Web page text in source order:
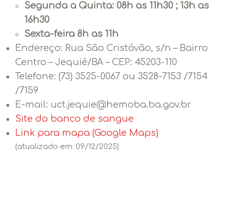
Segunda a Quinta: 08h as 11h30 ; 13h as
16h30
Sexta-feira 8h as 11h
Endereço: Rua São Cristóvão, s/n – Bairro
Centro – Jequié/BA – CEP: 45203-110
Telefone: (73) 3525-0067 ou 3528-7153 /7154
/7159
E-mail: uct.jequie@hemoba.ba.gov.br
Site do banco de sangue
Link para mapa (Google Maps)
(atualizado em: 09/12/2025)